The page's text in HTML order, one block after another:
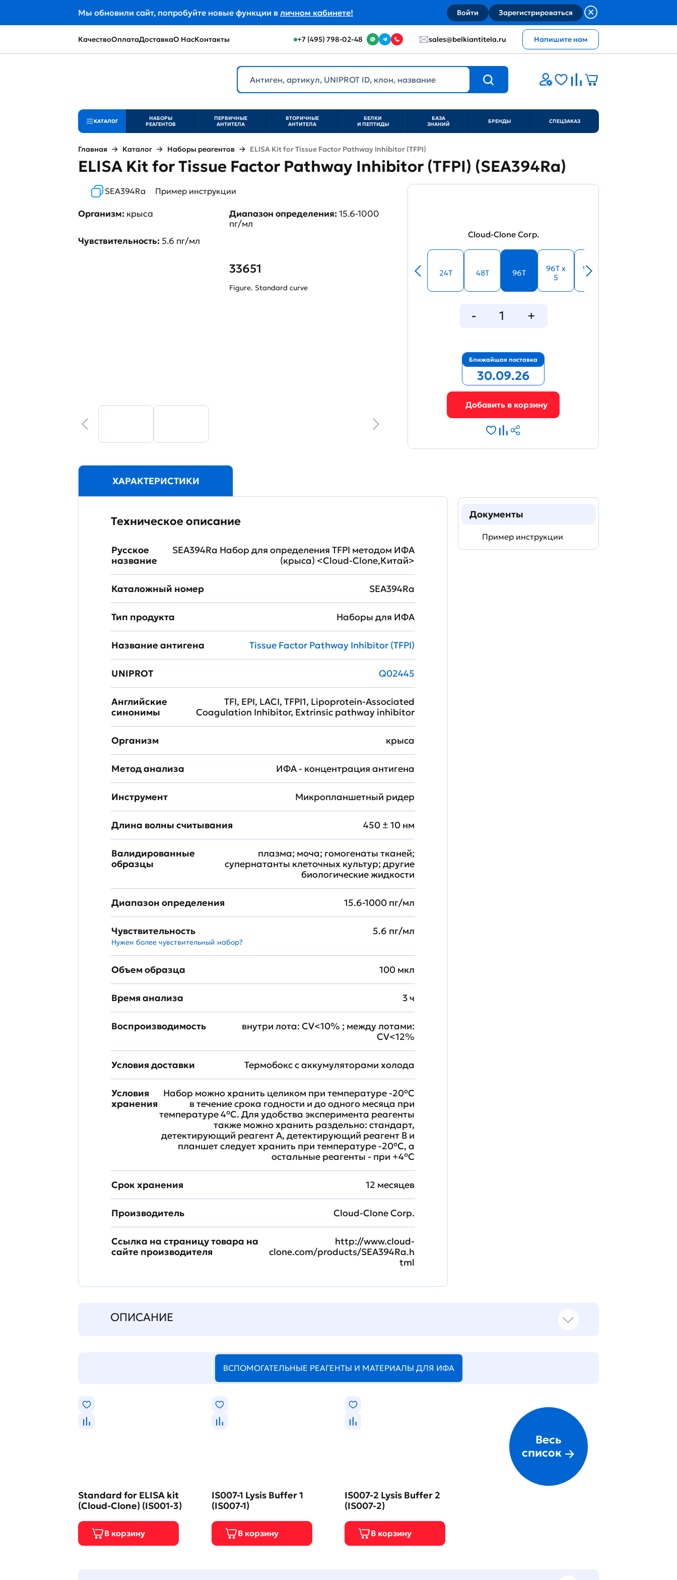
Мы обновили сайт, попробуйте новые функции в личном кабинете! Войти Зарегистрироваться
КачествоОплатаДоставкаО НасКонтакты +7 (495) 798-02-48 sales@belkiantitela.ru Напишите нам
КАТАЛОГ
НАБОРЫ
РЕАГЕНТОВ
ПЕРВИЧНЫЕ
АНТИТЕЛА
ВТОРИЧНЫЕ
АНТИТЕЛА
БЕЛКИ
И ПЕПТИДЫ
БАЗА
ЗНАНИЙ
БРЕНДЫ СПЕЦЗАКАЗ
Главная Каталог Наборы реагентов ELISA Kit for Tissue Factor Pathway Inhibitor (TFPI)
ELISA Kit for Tissue Factor Pathway Inhibitor (TFPI) (SEA394Ra)
SEA394Ra Пример инструкции
Организм: крыса Диапазон определения:15.6-1000
пг/мл
Чувствительность: 5.6 пг/мл
33651
Figure. Standard curve
Cloud-Clone Corp.
24T 48T 96T
96T x
5
96T x
10
Ближайшая поставка
30.09.26
ХАРАКТЕРИСТИКИ
Техническое описание
Русское
название
SEA394Ra Набор для определения TFPI методом ИФА
(крыса) <Cloud-Clone,Китай>
Каталожный номер SEA394Ra
Тип продукта Наборы для ИФА
Название антигена Tissue Factor Pathway Inhibitor (TFPI)
UNIPROT Q02445
Английские
синонимы
TFI, EPI, LACI, TFPI1, Lipoprotein-Associated
Coagulation Inhibitor, Extrinsic pathway inhibitor
Организм крыса
Метод анализа ИФА - концентрация антигена
Инструмент Микропланшетный ридер
Длина волны считывания 450 ± 10 нм
Валидированные
образцы
плазма; моча; гомогенаты тканей;
супернатанты клеточных культур; другие
биологические жидкости
Диапазон определения 15.6-1000 пг/мл
Чувствительность
Нужен более чувствительный набор?
5.6 пг/мл
Объем образца 100 мкл
Время анализа 3 ч
Воспроизводимость
внутри лота: CV<10% ; между лотами:
CV<12%
Условия доставки Термобокс с аккумуляторами холода
Условия
хранения
Набор можно хранить целиком при температуре -20°C
в течение срока годности и до одного месяца при
температуре 4°C. Для удобства эксперимента реагенты
также можно хранить раздельно: стандарт,
детектирующий реагент A, детектирующий реагент B и
планшет следует хранить при температуре -20°C, а
остальные реагенты - при +4°С
Срок хранения 12 месяцев
Производитель Cloud-Clone Corp.
Ссылка на страницу товара на
сайте производителя
http://www.cloud-
clone.com/products/SEA394Ra.h
tml
Документы
Пример инструкции
ОПИСАНИЕ
ВСПОМОГАТЕЛЬНЫЕ РЕАГЕНТЫ И МАТЕРИАЛЫ ДЛЯ ИФА
Standard for ELISA kit
(Cloud-Clone) (IS001-3)
IS007-1 Lysis Buffer 1
(IS007-1)
IS007-2 Lysis Buffer 2
(IS007-2)
Весь
список